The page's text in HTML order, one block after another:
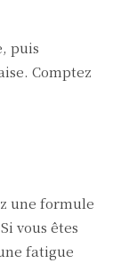
puis
Comptez
une formule
vous êtes
fatigue